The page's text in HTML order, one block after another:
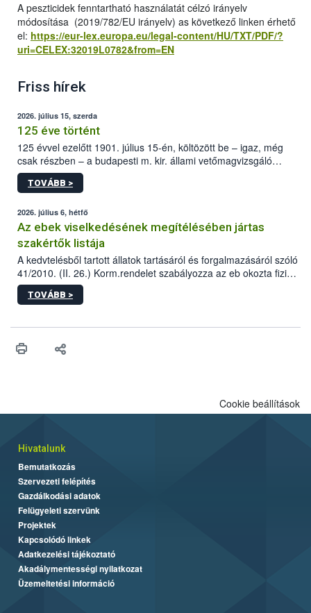
A peszticidek fenntartható használatát célzó irányelv
módosítása (2019/782/EU irányelv) as következő linken érhető
el: https://eur-lex.europa.eu/legal-content/HU/TXT/PDF/?
uri=CELEX:32019L0782&from=EN
Friss hírek
2026. július 15, szerda
125 éve történt
125 évvel ezelőtt 1901. július 15-én, költözött be – igaz, még
csak részben – a budapesti m. kir. állami vetőmagvizsgáló
állomás a Kis Rókus utca 15. szám alatti, Czigler Győző által
tervezett új épületébe.
TOVÁBB >
2026. július 6, hétfő
Az ebek viselkedésének megítélésében jártas
szakértők listája
A kedvtelésből tartott állatok tartásáról és forgalmazásáról szóló
41/2010. (II. 26.) Korm.rendelet szabályozza az eb okozta fizikai
sérülés, illetve ennek veszélye keletkezésekor felmerülő
hatósági feladatokat, valamint a veszélyes eb tartását és annak
vonni az ebek viselkedésének megítélésében jártas szakértőt.
TOVÁBB >
Cookie beállítások
Hivatalunk
Bemutatkozás
Szervezeti felépítés
Gazdálkodási adatok
Felügyeleti szervünk
Projektek
Kapcsolódó linkek
Adatkezelési tájékoztató
Akadálymentességi nyilatkozat
Üzemeltetési információ